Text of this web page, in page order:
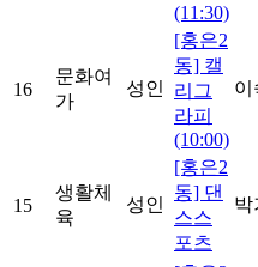
(11:30)
16
문화여
가
성인
[홍은2
동] 캘
리그
라피
(10:00)
이
15
생활체
육
성인
[홍은2
동] 댄
스스
포츠
박